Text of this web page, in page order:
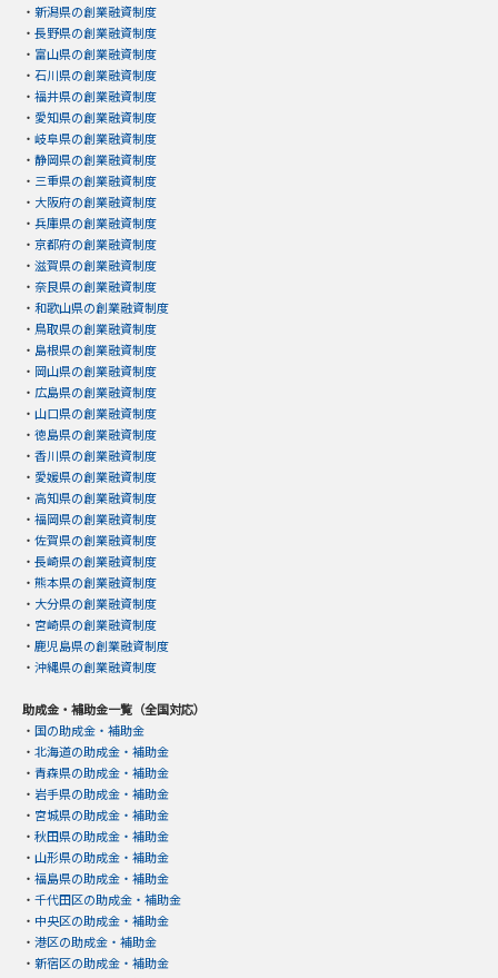
・ 新潟県の創業融資制度
・ 長野県の創業融資制度
・ 富山県の創業融資制度
・ 石川県の創業融資制度
・ 福井県の創業融資制度
・ 愛知県の創業融資制度
・ 岐阜県の創業融資制度
・ 静岡県の創業融資制度
・ 三重県の創業融資制度
・ 大阪府の創業融資制度
・ 兵庫県の創業融資制度
・ 京都府の創業融資制度
・ 滋賀県の創業融資制度
・ 奈良県の創業融資制度
・ 和歌山県の創業融資制度
・ 鳥取県の創業融資制度
・ 島根県の創業融資制度
・ 岡山県の創業融資制度
・ 広島県の創業融資制度
・ 山口県の創業融資制度
・ 徳島県の創業融資制度
・ 香川県の創業融資制度
・ 愛媛県の創業融資制度
・ 高知県の創業融資制度
・ 福岡県の創業融資制度
・ 佐賀県の創業融資制度
・ 長崎県の創業融資制度
・ 熊本県の創業融資制度
・ 大分県の創業融資制度
・ 宮崎県の創業融資制度
・ 鹿児島県の創業融資制度
・ 沖縄県の創業融資制度
助成金・補助金一覧（全国対応）
・ 国の助成金・補助金
・ 北海道の助成金・補助金
・ 青森県の助成金・補助金
・ 岩手県の助成金・補助金
・ 宮城県の助成金・補助金
・ 秋田県の助成金・補助金
・ 山形県の助成金・補助金
・ 福島県の助成金・補助金
・ 千代田区の助成金・補助金
・ 中央区の助成金・補助金
・ 港区の助成金・補助金
・ 新宿区の助成金・補助金